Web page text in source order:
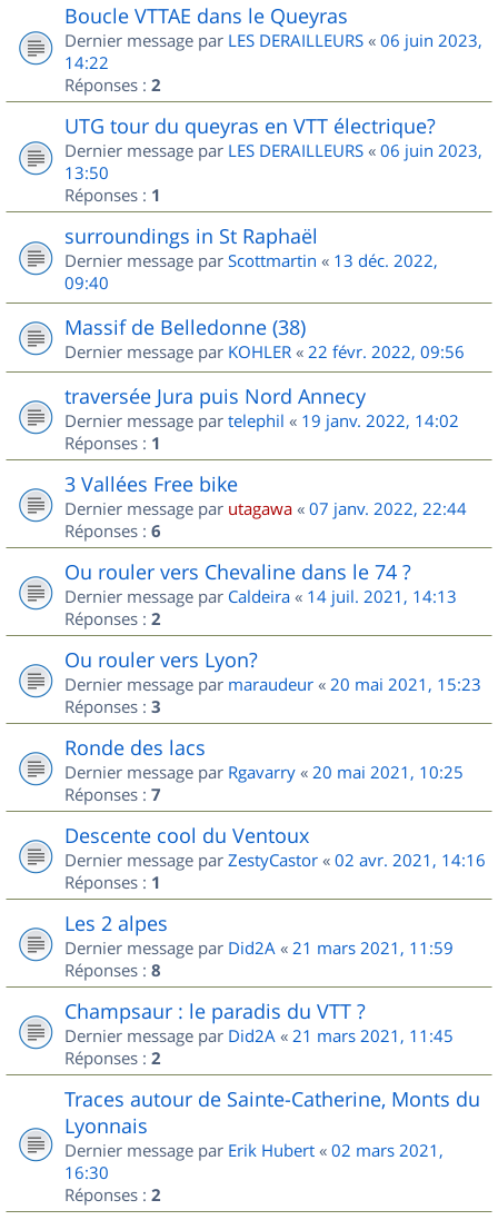
Boucle VTTAE dans le Queyras
Dernier message par LES DERAILLEURS « 06 juin 2023,
14:22
Réponses : 2
UTG tour du queyras en VTT électrique?
Dernier message par LES DERAILLEURS « 06 juin 2023,
13:50
Réponses : 1
surroundings in St Raphaël
Dernier message par Scottmartin « 13 déc. 2022,
09:40
Massif de Belledonne (38)
Dernier message par KOHLER « 22 févr. 2022, 09:56
traversée Jura puis Nord Annecy
Dernier message par telephil « 19 janv. 2022, 14:02
Réponses : 1
3 Vallées Free bike
Dernier message par utagawa « 07 janv. 2022, 22:44
Réponses : 6
Ou rouler vers Chevaline dans le 74 ?
Dernier message par Caldeira « 14 juil. 2021, 14:13
Réponses : 2
Ou rouler vers Lyon?
Dernier message par maraudeur « 20 mai 2021, 15:23
Réponses : 3
Ronde des lacs
Dernier message par Rgavarry « 20 mai 2021, 10:25
Réponses : 7
Descente cool du Ventoux
Dernier message par ZestyCastor « 02 avr. 2021, 14:16
Réponses : 1
Les 2 alpes
Dernier message par Did2A « 21 mars 2021, 11:59
Réponses : 8
Champsaur : le paradis du VTT ?
Dernier message par Did2A « 21 mars 2021, 11:45
Réponses : 2
Traces autour de Sainte-Catherine, Monts du
Lyonnais
Dernier message par Erik Hubert « 02 mars 2021,
16:30
Réponses : 2